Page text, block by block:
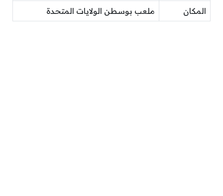
المكان ملعب بوسطن الولايات المتحدة